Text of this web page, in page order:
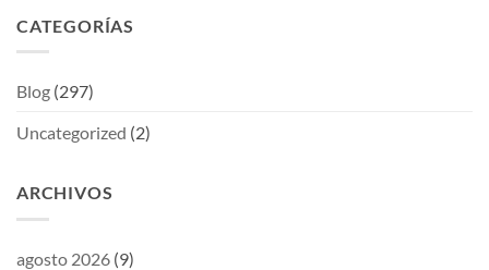
CATEGORÍAS
Blog (297)
Uncategorized (2)
ARCHIVOS
agosto 2026 (9)